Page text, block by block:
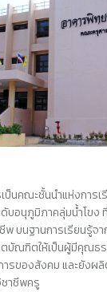
นคณะชั้นนำแห่งการเ
ดับอนุภูมิภาคลุ่มน้ำโข
บนฐานการเรียนรู้จ
ตบัณฑิตให้เป็นผู้มีคุณธ
ารของสังคม และยัง
าชีพครู